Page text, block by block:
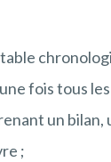
fois tous
un
;